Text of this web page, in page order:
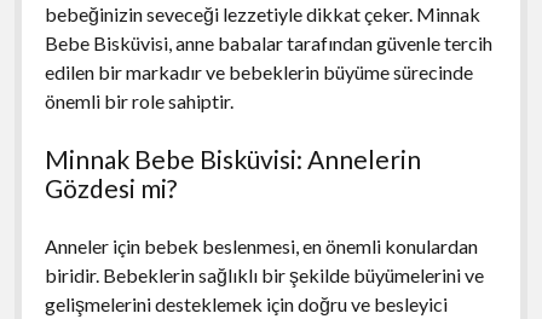
bebeğinizin seveceği lezzetiyle dikkat çeker. Minnak
Bebe Bisküvisi, anne babalar tarafından güvenle tercih
edilen bir markadır ve bebeklerin büyüme sürecinde
önemli bir role sahiptir.
Minnak Bebe Bisküvisi: Annelerin
Gözdesi mi?
Anneler için bebek beslenmesi, en önemli konulardan
biridir. Bebeklerin sağlıklı bir şekilde büyümelerini ve
gelişmelerini desteklemek için doğru ve besleyici